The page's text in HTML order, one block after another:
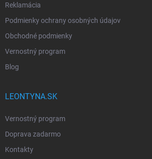
Reklamácia
Podmienky ochrany osobných údajov
Obchodné podmienky
Vernostný program
Blog
LEONTYNA.SK
Vernostný program
Doprava zadarmo
Kontakty